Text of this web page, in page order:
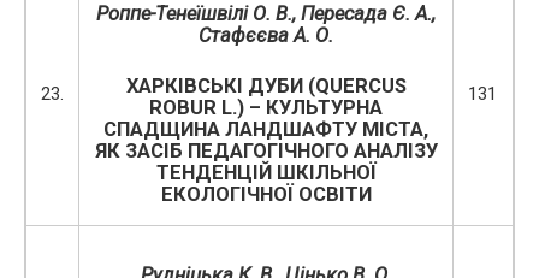
23.
Роппе-Тенеїшвілі О. В., Пересада Є. А.,
Стафєєва А. О.
ХАРКІВСЬКІ ДУБИ (QUERCUS
ROBUR L.) – КУЛЬТУРНА
СПАДЩИНА ЛАНДШАФТУ МІСТА,
ЯК ЗАСІБ ПЕДАГОГІЧНОГО АНАЛІЗУ
ТЕНДЕНЦІЙ ШКІЛЬНОЇ
ЕКОЛОГІЧНОЇ ОСВІТИ
131